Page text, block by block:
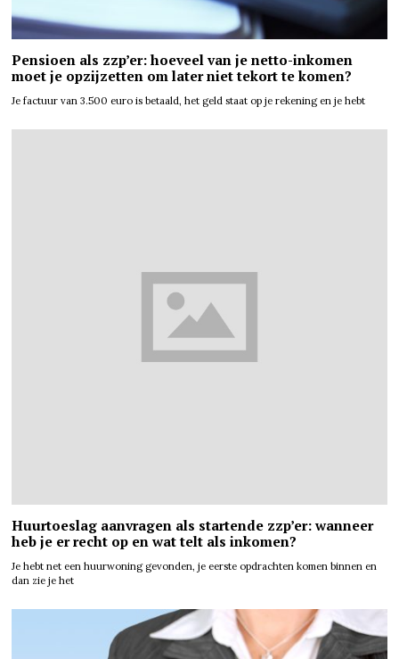
Pensioen als zzp’er: hoeveel van je netto-inkomen
moet je opzijzetten om later niet tekort te komen?
Je factuur van 3.500 euro is betaald, het geld staat op je rekening en je hebt
Huurtoeslag aanvragen als startende zzp’er: wanneer
heb je er recht op en wat telt als inkomen?
Je hebt net een huurwoning gevonden, je eerste opdrachten komen binnen en
dan zie je het